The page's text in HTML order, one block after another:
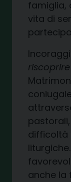
famiglia,
vita di
riscoprire
difficoltà
anche la